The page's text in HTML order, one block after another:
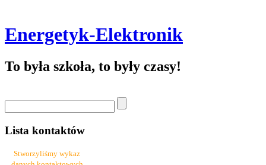
Energetyk-Elektronik
To była szkoła, to były czasy!
Lista kontaktów
Stworzyliśmy wykaz